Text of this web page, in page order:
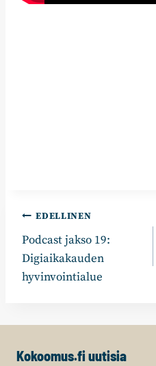
Artikkelien
selaus
EDELLINEN
Podcast jakso 19:
Digiaikakauden
hyvinvointialue
Kokoomus.fi uutisia